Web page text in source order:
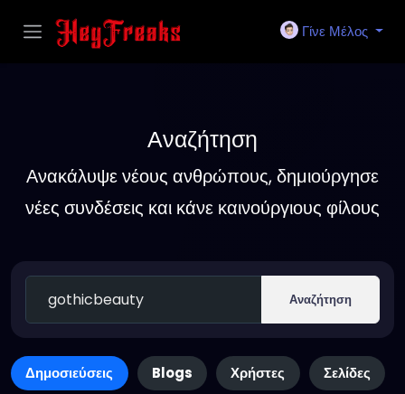
Γίνε Μέλος
Αναζήτηση
Ανακάλυψε νέους ανθρώπους, δημιούργησε
νέες συνδέσεις και κάνε καινούργιους φίλους
Αναζήτηση
Δημοσιεύσεις Blogs Χρήστες Σελίδες